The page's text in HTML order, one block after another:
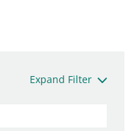
Expand Filter